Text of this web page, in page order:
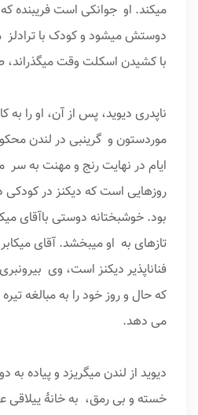
می­کند. او جوانکی است فریبنده
دوستش می­شود و کودک با
با کشیدن اسکلت وقت
ناپدری دیوید، پس از آن، او را
موردستون و گرینبی در لندن
ایام در نهایت رنج و مهنت به سر
روزهایی است که دیکنز در کودکی
بود. خوشبختانه دوستی باآقای
تازه­ای به او می­بخشد. آقای
فناناپذیر دیکنز است، وی
که حال و روز خود را به مبالغه
می دهد.
دیوید از لندن می­گریزد و پیاده به
خسته و بی رمق، به خانهٔ ییلاقی